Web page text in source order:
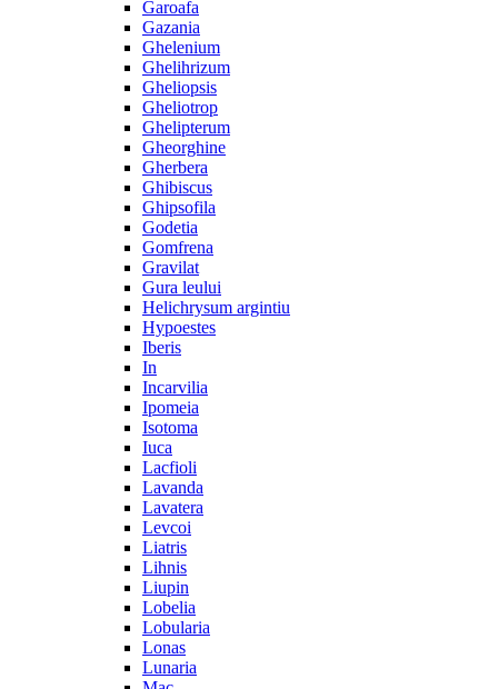
Garoafa
Gazania
Ghelenium
Ghelihrizum
Gheliopsis
Gheliotrop
Ghelipterum
Gheorghine
Gherbera
Ghibiscus
Ghipsofila
Godetia
Gomfrena
Gravilat
Gura leului
Helichrysum argintiu
Hypoestes
Iberis
In
Incarvilia
Ipomeia
Isotoma
Iuca
Lacfioli
Lavanda
Lavatera
Levcoi
Liatris
Lihnis
Liupin
Lobelia
Lobularia
Lonas
Lunaria